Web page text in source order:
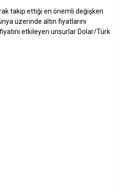
takip ettiği en önemli değişken
üzerinde altın fiyatlarını
etkileyen unsurlar Dolar/Türk